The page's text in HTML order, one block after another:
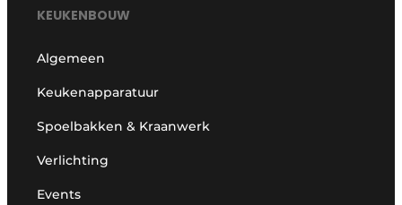
KEUKENBOUW
Algemeen
Keukenapparatuur
Spoelbakken & Kraanwerk
Verlichting
Events